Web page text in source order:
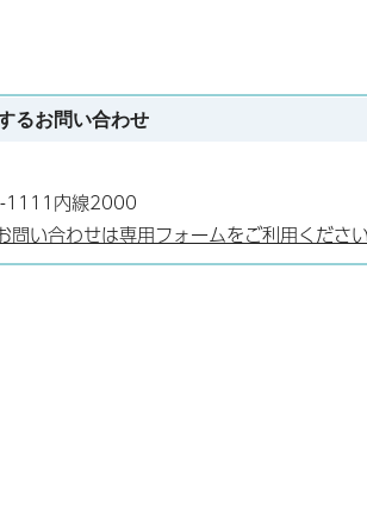
るお問い合わせ
1111内線2000
問い合わせは専用フォームをご利用くださ